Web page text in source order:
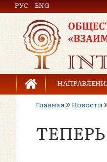
Общественная
РУС ENG
Главная
Новости